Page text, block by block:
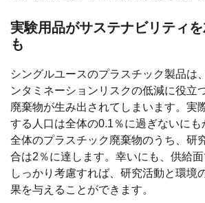
実験用品がサステナビリティ
も
シングルユースのプラスチック製品は
ンタミネーションリスクの低減に役立
廃棄物が生み出されてしまいます。実
する人口は全体の0.1％に過ぎないにも
全体のプラスチック廃棄物のうち、研
合は2％に達します。幸いにも、供給
しっかり考慮すれば、研究活動と環境
果を与えることができます。